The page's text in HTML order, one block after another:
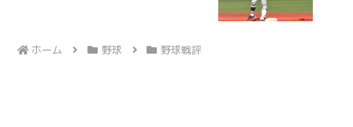
ホーム 野球 野球戦評